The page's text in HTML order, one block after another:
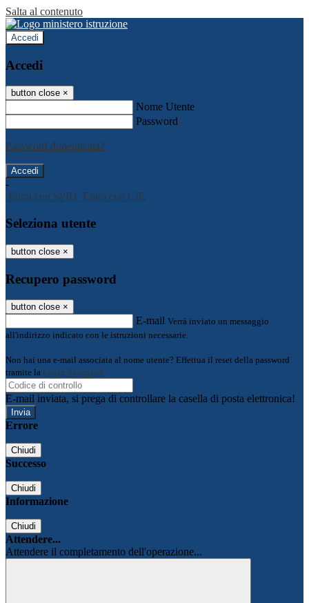
Salta al contenuto
Accedi
Accedi
button close ×
Nome Utente
Password
Password dimenticata?
-
Entra con SPID Entra con CIE
Seleziona utente
button close ×
Recupero password
button close ×
E-mail Verrà inviato un messaggio
all'indirizzo indicato con le istruzioni necessarie.
Non hai una e-mail associata al nome utente? Effettua il reset della password
tramite la Login Spaggiari
E-mail inviata, si prega di controllare la casella di posta elettronica!
Errore
Chiudi
Successo
Chiudi
Informazione
Chiudi
Attendere...
Attendere il completamento dell'operazione...